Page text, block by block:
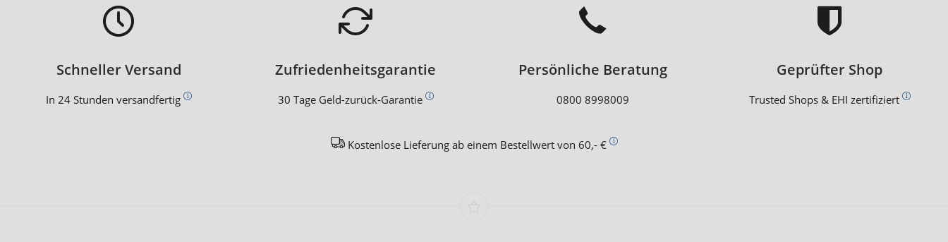
Schneller Versand
In 24 Stunden versandfertig
Zufriedenheitsgarantie
30 Tage Geld-zurück-Garantie
Persönliche Beratung
0800 8998009
Geprüfter Shop
Trusted Shops & EHI zertifiziert
Kostenlose Lieferung ab einem Bestellwert von 60,- €